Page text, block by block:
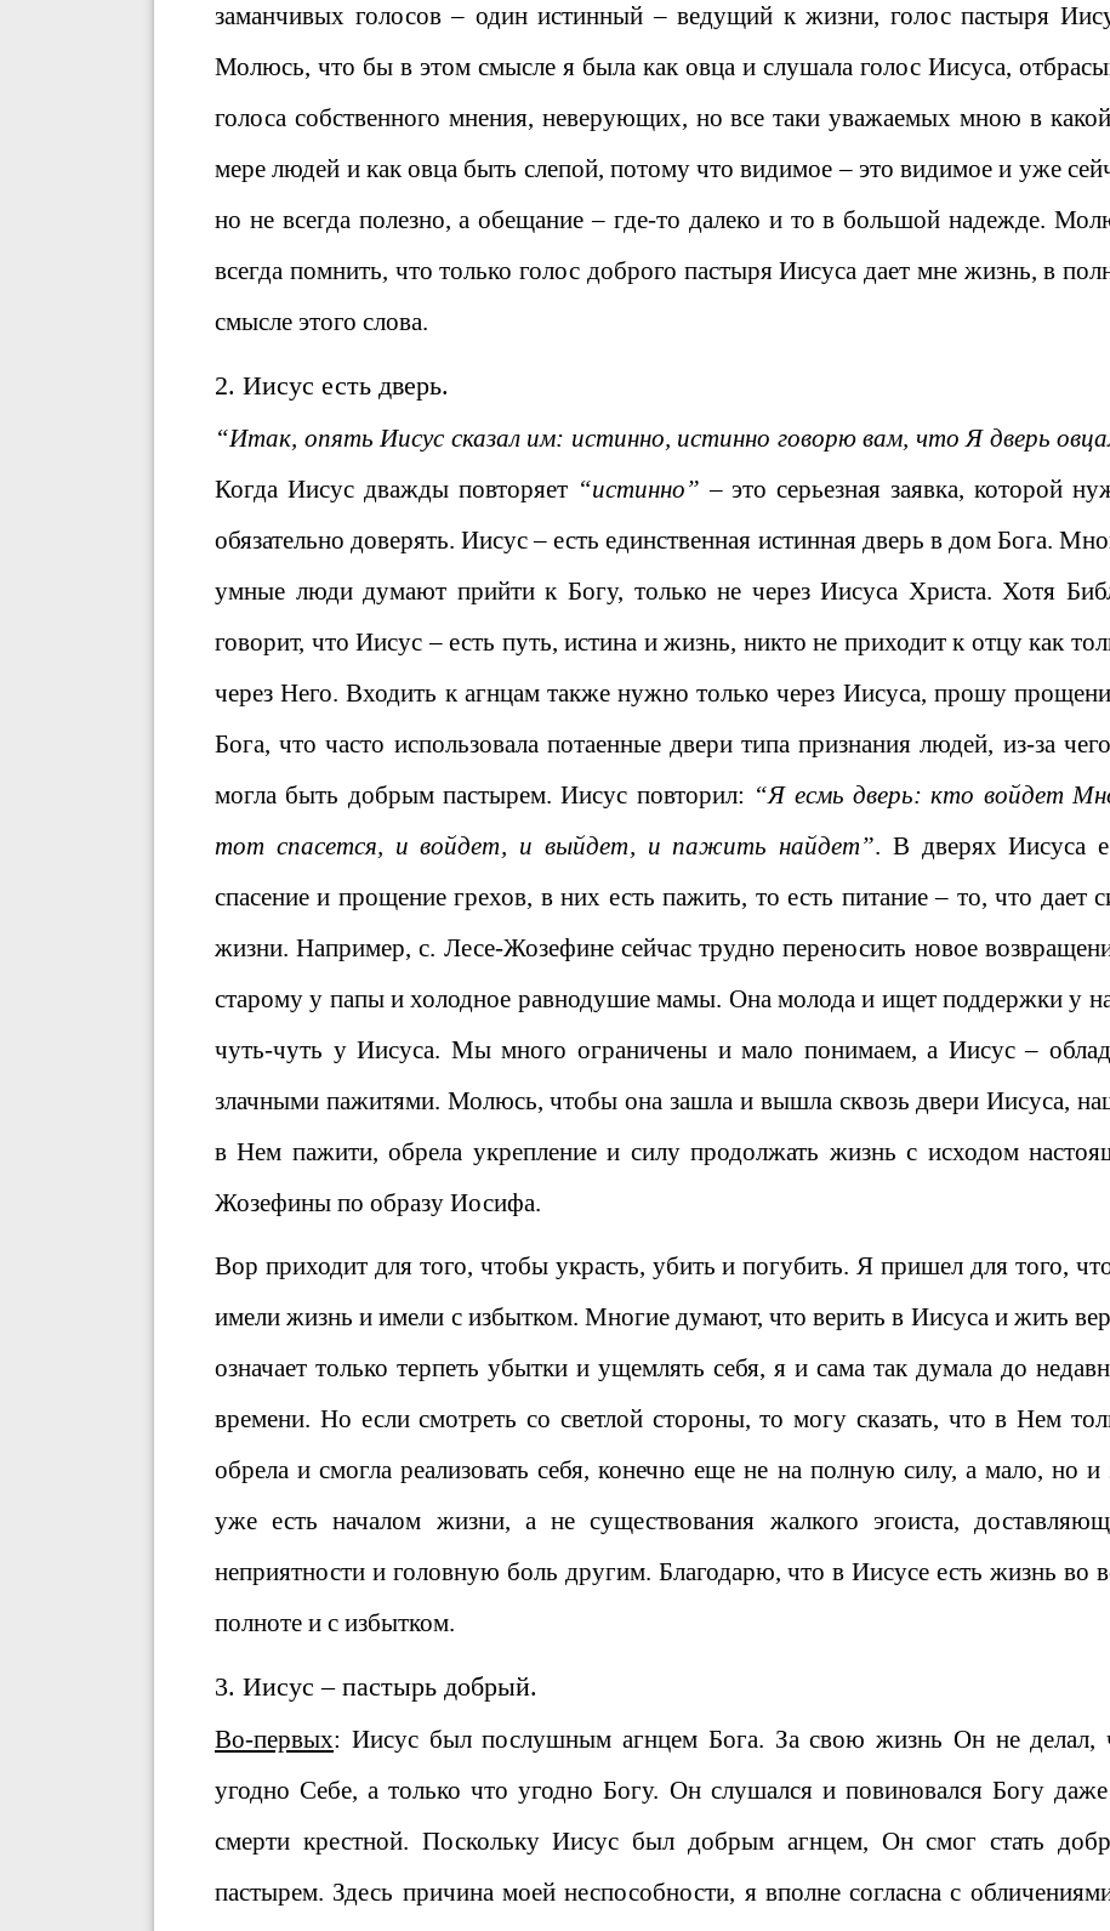
заманчивых голосов – один истинный – ведущий к жизни, голос пастыря
Молюсь, что бы в этом смысле я была как овца и слушала голос Иисуса,
голоса собственного мнения, неверующих, но все таки уважаемых мною в
мере людей и как овца быть слепой, потому что видимое – это видимое и уже
но не всегда полезно, а обещание – где-то далеко и то в большой надежде.
всегда помнить, что только голос доброго пастыря Иисуса дает мне жизнь, в
смысле этого слова.
2. Иисус есть дверь.
“Итак, опять Иисус сказал им: истинно, истинно говорю вам, что Я дверь
Когда Иисус дважды повторяет “истинно” – это серьезная заявка, которой
обязательно доверять. Иисус – есть единственная истинная дверь в дом Бога.
умные люди думают прийти к Богу, только не через Иисуса Христа. Хотя
говорит, что Иисус – есть путь, истина и жизнь, никто не приходит к отцу как
через Него. Входить к агнцам также нужно только через Иисуса, прошу
Бога, что часто использовала потаенные двери типа признания людей, из-за
могла быть добрым пастырем. Иисус повторил: “Я есмь дверь: кто войдет
тот спасется, и войдет, и выйдет, и пажить найдет”. В дверях Иисуса
спасение и прощение грехов, в них есть пажить, то есть питание – то, что дает
жизни. Например, с. Лесе-Жозефине сейчас трудно переносить новое
старому у папы и холодное равнодушие мамы. Она молода и ищет поддержки у
чуть-чуть у Иисуса. Мы много ограничены и мало понимаем, а Иисус –
злачными пажитями. Молюсь, чтобы она зашла и вышла сквозь двери Иисуса,
в Нем пажити, обрела укрепление и силу продолжать жизнь с исходом
Жозефины по образу Иосифа.
Вор приходит для того, чтобы украсть, убить и погубить. Я пришел для того,
имели жизнь и имели с избытком. Многие думают, что верить в Иисуса и жить
означает только терпеть убытки и ущемлять себя, я и сама так думала до
времени. Но если смотреть со светлой стороны, то могу сказать, что в Нем
обрела и смогла реализовать себя, конечно еще не на полную силу, а мало, но и
уже есть началом жизни, а не существования жалкого эгоиста,
неприятности и головную боль другим. Благодарю, что в Иисусе есть жизнь во
полноте и с избытком.
3. Иисус – пастырь добрый.
Во-первых: Иисус был послушным агнцем Бога. За свою жизнь Он не делал,
угодно Себе, а только что угодно Богу. Он слушался и повиновался Богу
смерти крестной. Поскольку Иисус был добрым агнцем, Он смог стать
пастырем. Здесь причина моей неспособности, я вполне согласна с